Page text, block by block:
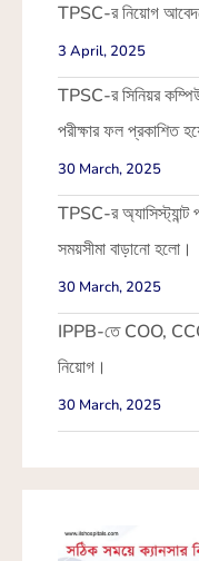
TPSC-র নিয়োগ
3 April, 2025
TPSC-র সিনিয়র
পরীক্ষার ফল প্রকাশিত
30 March, 2025
TPSC-র
সময়সীমা বাড়ানো হলো।
30 March, 2025
IPPB-তে COO,
নিয়োগ।
30 March, 2025